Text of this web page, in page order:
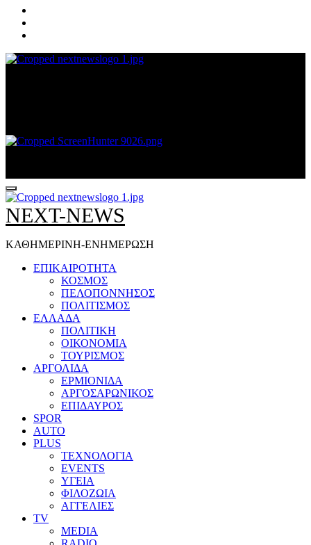
NEXT-NEWS
ΚΑΘΗΜΕΡΙΝΗ-ΕΝΗΜΕΡΩΣΗ
ΕΠΙΚΑΙΡΟΤΗΤΑ
ΚΟΣΜΟΣ
ΠΕΛΟΠΟΝΝΗΣΟΣ
ΠΟΛΙΤΙΣΜΟΣ
ΕΛΛΑΔΑ
ΠΟΛΙΤΙΚΗ
ΟΙΚΟΝΟΜΙΑ
ΤΟΥΡΙΣΜΟΣ
ΑΡΓΟΛΙΔΑ
ΕΡΜΙΟΝΙΔΑ
ΑΡΓΟΣΑΡΩΝΙΚΟΣ
ΕΠΙΔΑΥΡΟΣ
SPOR
AUTO
PLUS
ΤΕΧΝΟΛΟΓΙΑ
EVENTS
ΥΓΕΙΑ
ΦΙΛΟΖΩΙΑ
ΑΓΓΕΛΙΕΣ
ΤV
MEDIA